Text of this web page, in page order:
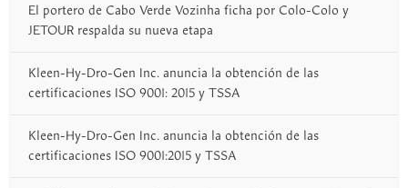
El portero de Cabo Verde Vozinha ficha por Colo-Colo y
JETOUR respalda su nueva etapa
Kleen-Hy-Dro-Gen Inc. anuncia la obtención de las
certificaciones ISO 9001: 2015 y TSSA
Kleen-Hy-Dro-Gen Inc. anuncia la obtención de las
certificaciones ISO 9001:2015 y TSSA